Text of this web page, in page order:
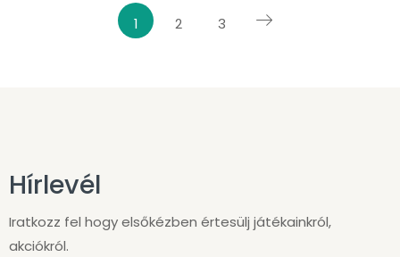
1 2 3
Hírlevél
Iratkozz fel hogy elsőkézben értesülj játékainkról,
akciókról.